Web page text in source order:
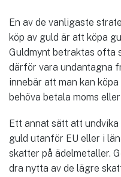
En av de vanligaste
köp av guld är att köpa
Guldmynt betraktas ofta
därför vara undantagna
innebär att man kan
behöva betala moms
Ett annat sätt att
guld utanför EU eller i
skatter på ädelmetaller.
dra nytta av de lägre